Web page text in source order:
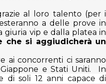
al loro talento (per i
a delle prove in
giuria vip e dalla platea in
che si aggiudicherà un
ai concorrenti ci saranno
e Stati Uniti. In
di soli 12 anni capace di